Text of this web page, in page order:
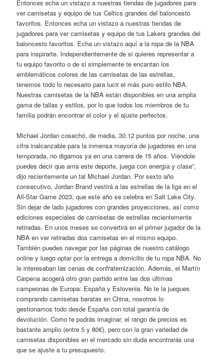
Entonces echa un vistazo a nuestras tiendas de jugadores para
ver camisetas y equipo de tus Celtics grandes del baloncesto
favoritos. Entonces echa un vistazo a nuestras tiendas de
jugadores para ver camisetas y equipo de tus Lakers grandes del
baloncesto favoritos. Echa un vistazo aquí a la ropa de la NBA
para inspirarte. Independientemente de si quieres representar a
tu equipo favorito o de si simplemente te encantan los
emblemáticos colores de las camisetas de las estrellas,
tenemos todo lo necesario para lucir el más puro estilo NBA.
Nuestras camisetas de la NBA están disponibles en una amplia
gama de tallas y estilos, por lo que todos los miembros de tu
familia podrán encontrar el color y el ajuste perfectos.
Michael Jordan cosechó, de media, 30,12 puntos por noche, una
cifra inalcanzable para la inmensa mayoría de jugadores en una
temporada, no digamos ya en una carrera de 15 años. Viéndole
puedes decir que ama este deporte, juega con energía y clase”,
dijo recientemente un tal Michael Jordan. Por sexto año
consecutivo, Jordan Brand vestirá a las estrellas de la liga en el
All-Star Game 2023, que este año se celebra en Salt Lake City.
Sin dejar de lado jugadores con grandes proyecciones, así como
ediciones especiales de camisetas de estrellas recientemente
retiradas. En unos meses se convertirá en el primer jugador de la
NBA en ver retiradas dos camisetas en el mismo equipo.
También puedes navegar por las páginas de nuestro catálogo
online y luego optar por la entrega a domicilio de tu ropa NBA. No
le interesaban las cenas de confraternización. Además, el Martín
Carpena acogerá otro gran partido entre las dos últimas
campeonas de Europa: España y Eslovenia. No te la juegues
comprando camisetas baratas en China, nosotros lo
gestionamos todo desde España con total garantía de
devolución. Como te podrás imaginar, el rango de precios es
bastante amplio (entre 5 y 80€), pero con la gran variedad de
camisetas disponibles en el mercado sin duda encontrarás una
que se ajuste a tu presupuesto.